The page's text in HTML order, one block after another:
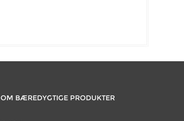
OM BÆREDYGTIGE PRODUKTER